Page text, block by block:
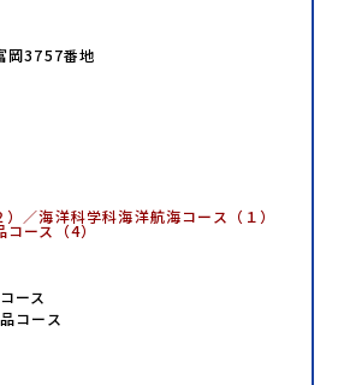
岡3757番地
／海洋科学科海洋航海コース（１）
コース（4）
ース
コース